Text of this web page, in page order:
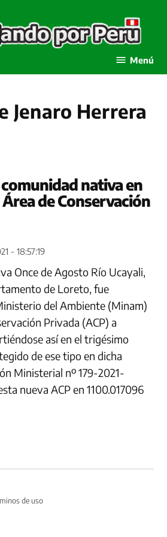
Menú
Jenaro Herrera
nativa en
de Conservación
- 18:57:19
Once de Agosto Río Ucayali,
de Loreto, fue
del Ambiente (Minam)
Privada (ACP) a
así en el trigésimo
de ese tipo en dicha
Ministerial nº 179-2021-
nueva ACP en 1100.017096
de uso